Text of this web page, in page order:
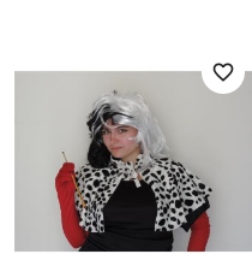
favorite_border